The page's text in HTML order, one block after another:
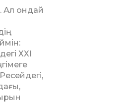
Ал ондай
ХХІ